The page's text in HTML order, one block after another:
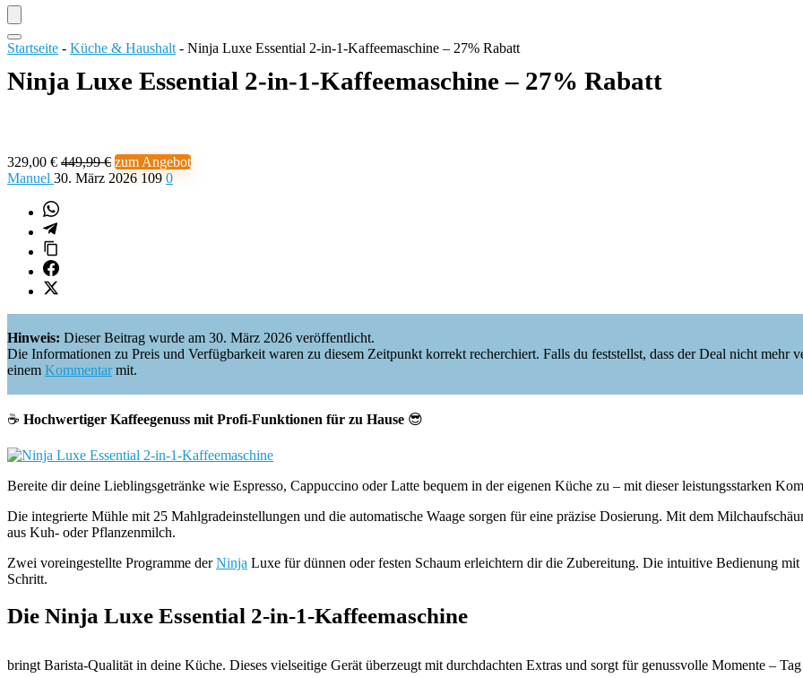
Startseite - Küche & Haushalt - Ninja Luxe Essential 2-in-1-Kaffeemaschine – 27% Rabatt
Ninja Luxe Essential 2-in-1-Kaffeemaschine – 27% Rabatt
329,00 € 449,99 € zum Angebot
Manuel 30. März 2026 109 0
Hinweis: Dieser Beitrag wurde am 30. März 2026 veröffentlicht.
Die Informationen zu Preis und Verfügbarkeit waren zu diesem Zeitpunkt korrekt recherchiert. Falls du feststellst, dass der Deal nicht mehr
einem Kommentarmit.
☕️ Hochwertiger Kaffeegenuss mit Profi-Funktionen für zu Hause 😎
Bereite dir deine Lieblingsgetränke wie Espresso, Cappuccino oder Latte bequem in der eigenen Küche zu – mit dieser leistungsstarken
Die integrierte Mühle mit 25 Mahlgradeinstellungen und die automatische Waage sorgen für eine präzise Dosierung. Mit dem
aus Kuh- oder Pflanzenmilch.
Zwei voreingestellte Programme derNinja Luxe für dünnen oder festen Schaum erleichtern dir die Zubereitung. Die intuitive Bedienung
Schritt.
Die Ninja Luxe Essential 2-in-1-Kaffeemaschine
bringt Barista-Qualität in deine Küche. Dieses vielseitige Gerät überzeugt mit durchdachten Extras und sorgt für genussvolle Momente –